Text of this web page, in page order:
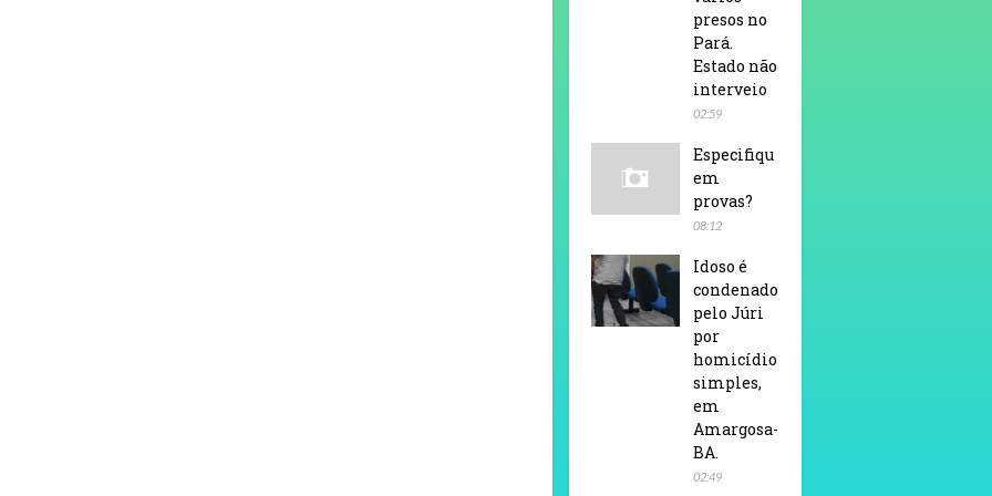
presos no
Pará.
Estado não
interveio
02:59
Especifiqu
em
provas?
08:12
Idoso é
condenado
pelo Júri
por
homicídio
simples,
em
Amargosa-
BA.
02:49